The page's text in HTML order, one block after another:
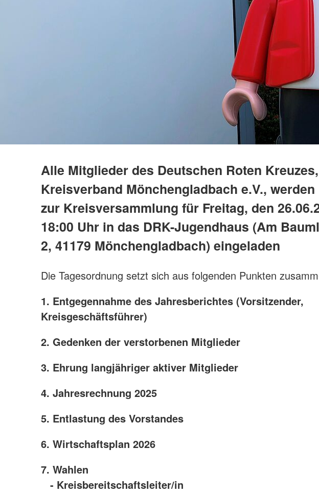
Alle Mitglieder des Deutschen Roten Kreuzes,
Kreisverband Mönchengladbach e.V.,
zur Kreisversammlung für Freitag, den
18:00 Uhr in das DRK-Jugendhaus (Am
2, 41179 Mönchengladbach) eingeladen
Die Tagesordnung setzt sich aus folgenden Punkten
1. Entgegennahme des Jahresberichtes (Vorsitzender,
Kreisgeschäftsführer)
2. Gedenken der verstorbenen Mitglieder
3. Ehrung langjähriger aktiver Mitglieder
4. Jahresrechnung 2025
5. Entlastung des Vorstandes
6. Wirtschaftsplan 2026
7. Wahlen
- Kreisbereitschaftsleiter/in